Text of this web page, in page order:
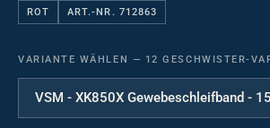
ROT ART.-NR. 712863
VARIANTE WÄHLEN — 12 GESCHWISTER-